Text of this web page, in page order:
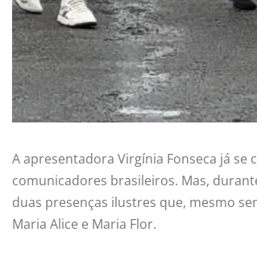
A apresentadora Virgínia Fonseca já
comunicadores brasileiros. Mas,
duas presenças ilustres que, mesmo
Maria Alice e Maria Flor.